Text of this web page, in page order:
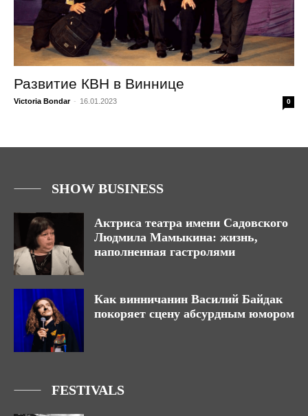
Развитие КВН в Виннице
Victoria Bondar - 16.01.2023 0
SHOW BUSINESS
Актриса театра имени Садовского
Людмила Мамыкина: жизнь,
наполненная гастролями
Как винничанин Василий Байдак
покоряет сцену абсурдным юмором
FESTIVALS